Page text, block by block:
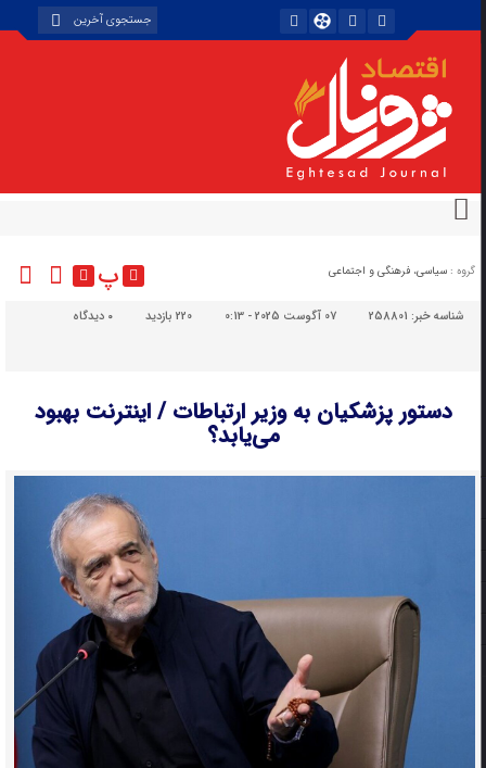
گروه : سیاسی، فرهنگی و اجتماعی پ
شناسه خبر:258801 07 آگوست 2025 - 0:13 220 بازدید دیدگاه
دستور پزشکیان به وزیر ارتباطات / اینترنت بهبود
می‌یابد؟